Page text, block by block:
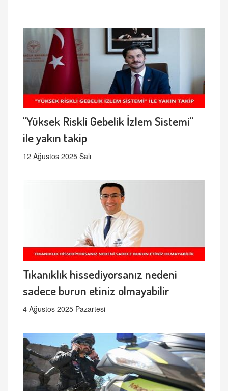
"Yüksek Riskli Gebelik İzlem Sistemi"
ile yakın takip
12 Ağustos 2025 Salı
Tıkanıklık hissediyorsanız nedeni
sadece burun etiniz olmayabilir
4 Ağustos 2025 Pazartesi